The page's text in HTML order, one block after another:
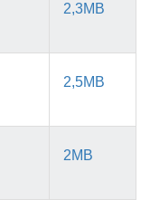
2,3MB
2,5MB
2MB